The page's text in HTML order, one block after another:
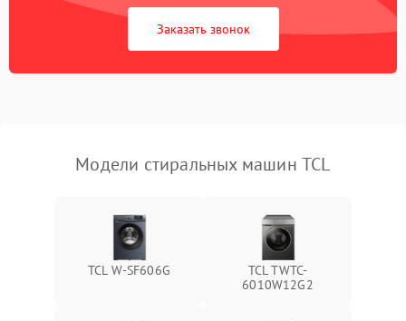
Заказать звонок
Модели стиральных машин TCL
TCL W-SF606G
TCL TWTC-
6010W12G2